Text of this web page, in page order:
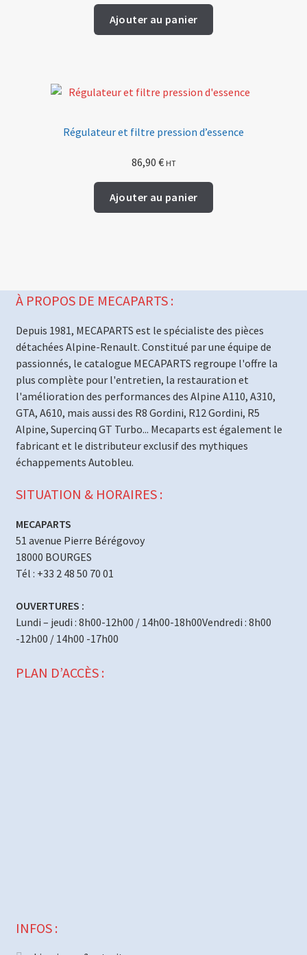
Ajouter au panier
Régulateur et filtre pression d’essence
86,90 € HT
Ajouter au panier
À PROPOS DE MECAPARTS :
Depuis 1981, MECAPARTS est le spécialiste des pièces
détachées Alpine-Renault. Constitué par une équipe de
passionnés, le catalogue MECAPARTS regroupe l'offre la
plus complète pour l'entretien, la restauration et
l'amélioration des performances des Alpine A110, A310,
GTA, A610, mais aussi des R8 Gordini, R12 Gordini, R5
Alpine, Supercinq GT Turbo... Mecaparts est également le
fabricant et le distributeur exclusif des mythiques
échappements Autobleu.
SITUATION & HORAIRES :
MECAPARTS
51 avenue Pierre Bérégovoy
18000 BOURGES
Tél : +33 2 48 50 70 01
OUVERTURES :
Lundi – jeudi : 8h00-12h00 / 14h00-18h00Vendredi : 8h00
-12h00 / 14h00 -17h00
PLAN D’ACCÈS :
INFOS :